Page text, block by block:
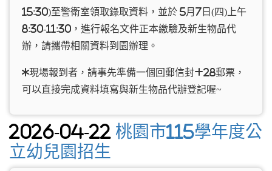
15:30)至警衛室領取錄取資料，並於 5月7日(四)上午
8:30-11:30，進行報名文件正本繳驗及新生物品代
辦，請攜帶相關資料到園辦理。
*現場報到者，請事先準備一個回郵信封+28郵票，
可以直接完成資料填寫與新生物品代辦登記喔~
2026-04-22 桃園市115學年度公
立幼兒園招生